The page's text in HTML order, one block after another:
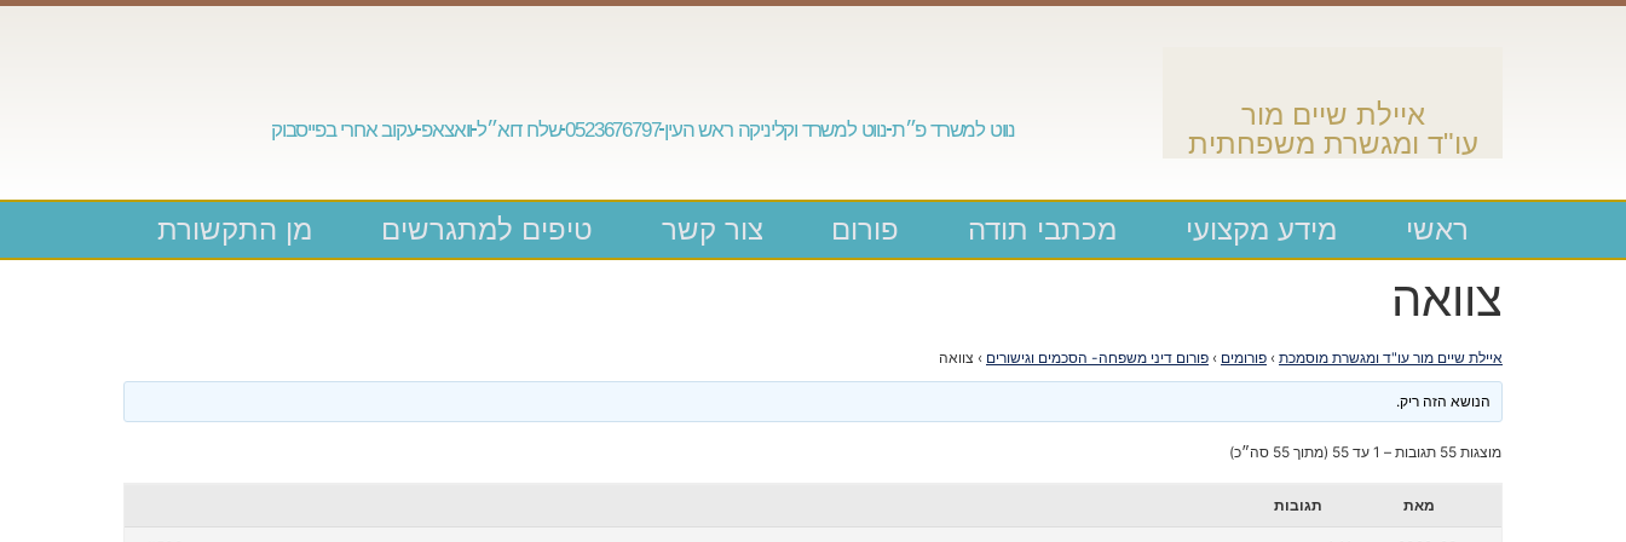
איילת שיים מור
עו"ד ומגשרת משפחתית
נווט למשרד פ״ת נווט למשרד וקליניקה ראש העין 0523676797 שלח דוא״ל וואצאפ עקוב אחרי בפייסבוק
ראשי מידע מקצועי מכתבי תודה פורום צור קשר טיפים למתגרשים מן התקשורת
צוואה
איילת שיים מור עו"ד ומגשרת מוסמכת › פורומים › פורום דיני משפחה- הסכמים וגישורים › צוואה
הנושא הזה ריק.
מוצגות 55 תגובות – 1 עד 55 (מתוך 55 סה״כ)
מאת תגובות